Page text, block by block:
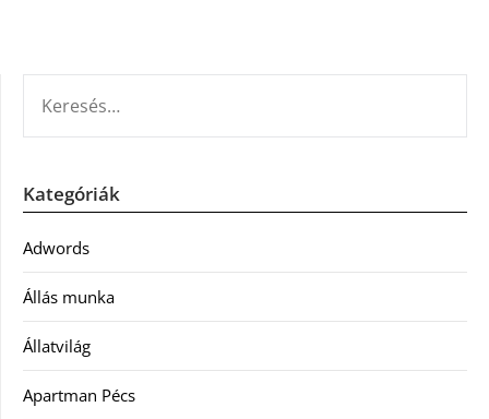
Kategóriák
Adwords
Állás munka
Állatvilág
Apartman Pécs